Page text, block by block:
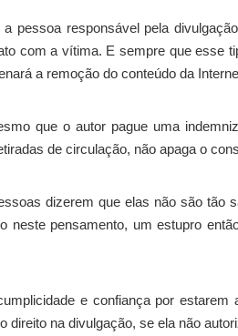
pessoa responsável pela
com a vítima. E sempre que esse
a remoção do conteúdo da
que o autor pague uma
de circulação, não apaga o
dizerem que elas não são tão
neste pensamento, um estupro
e confiança por
direito na divulgação, se ela não